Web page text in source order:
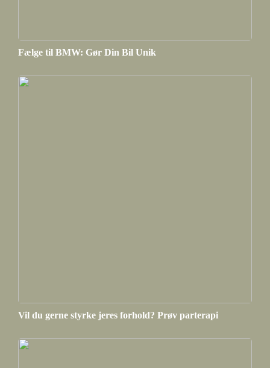
Fælge til BMW: Gør Din Bil Unik
Vil du gerne styrke jeres forhold? Prøv parterapi